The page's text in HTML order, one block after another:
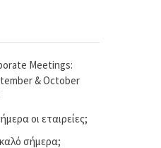
Meetings:
& October
οι εταιρείες;
σήμερα;